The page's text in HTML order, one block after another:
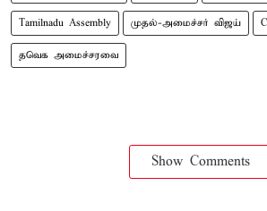
Tamilnadu Assembly முதல்-அமைச்சர் விஜய்
தவெக அமைச்சரவை
Show Comments